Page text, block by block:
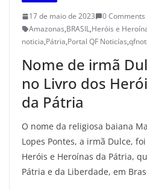
17 de maio de 2023
0 Comments
Amazonas,BRASIL,Heróis e
noticia,Pátria,Portal QF Noticías,
Nome de irmã
no Livro dos
da Pátria
O nome da religiosa baiana
Lopes Pontes, a irmã Dulce,
Heróis e Heroínas da Pátria,
Pátria e da Liberdade, em